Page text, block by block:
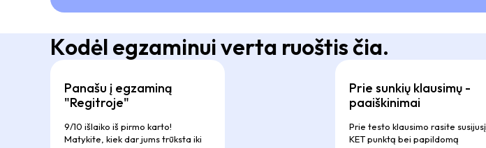
Kodėl egzaminui verta ruoštis čia.
Panašu į egzaminą
"Regitroje"
9/10 išlaiko iš pirmo karto!
Matykite, kiek dar jums trūksta iki
Prie sunkių klausimų -
paaiškinimai
Prie testo klausimo rasite susijusį
KET punktą bei papildomą